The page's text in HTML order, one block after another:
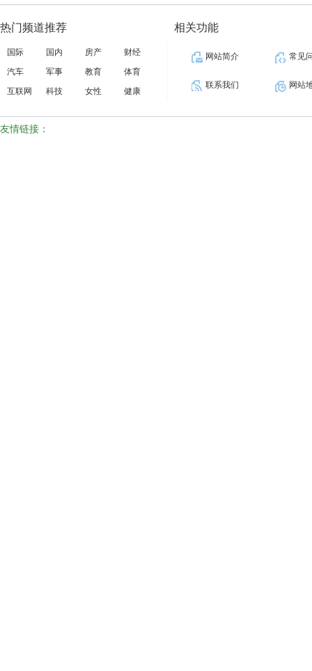
热门频道推荐
国际 国内 房产
财经
汽车
军事 教育
体育
互联网
科技 女性 健康
相关功能
网站简介 常见
联系我们 网站
友情链接：